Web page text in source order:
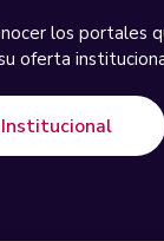
los portales
oferta